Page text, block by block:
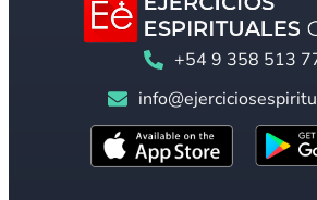
+54 9 358 513